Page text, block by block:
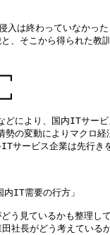
入は終わっていなかっ
、そこから得られた教
どにより、国内ITサー
の変動によりマクロ経
サービス企業は先行き
IT需要の行方」
う見ているかも整理し
社長がどう考えている